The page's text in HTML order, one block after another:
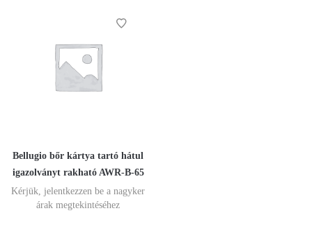
Bellugio bőr kártya tartó hátul
igazolványt rakható AWR-B-65
Kérjük, jelentkezzen be a nagyker
árak megtekintéséhez